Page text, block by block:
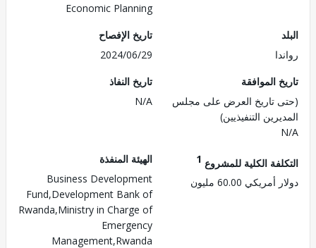
Economic Planning
تاريخ الإفصاح
2024/06/29
الموافقة
تاريخ العرض على مجلس
التنفيذيين)
تاريخ النفاذ
N/A
الكلية للمشروع1
60.00 مليون
الهيئة المنفذة
Business Development
Fund,Development Bank of
Rwanda,Ministry in Charge of
Emergency
Management,Rwanda